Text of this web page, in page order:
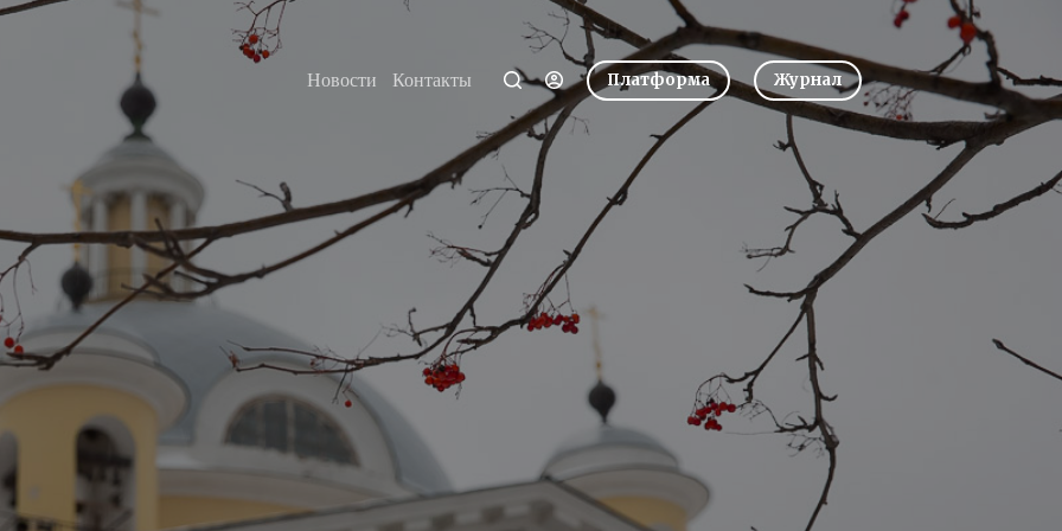
Новости Контакты Платформа Журнал